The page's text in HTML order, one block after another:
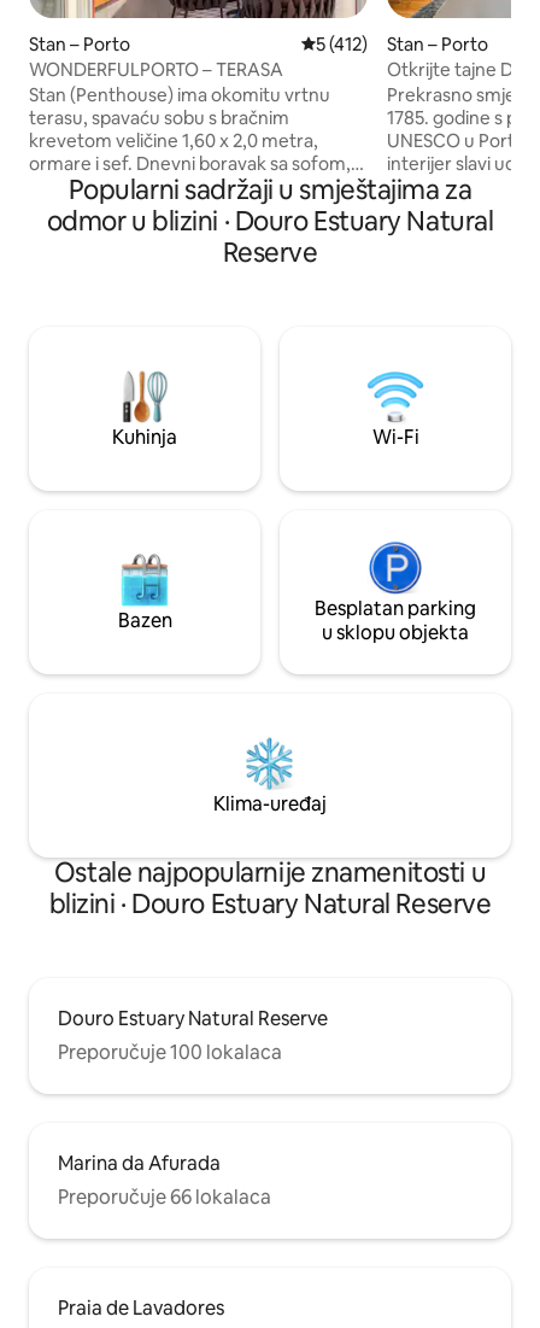
Stan – Porto Prosječna ocjena: 5/5,
5 (412)
WONDERFULPORTO – TERASA
Stan (Penthouse) ima okomitu vrtnu
terasu, spavaću sobu s bračnim
krevetom veličine 1,60 x 2,0 metra,
ormare i sef. Dnevni boravak sa sofom,
4K TV-om, kablovskim kanalima i
Netflixom, Rotel bluetooth zvučnim
sustavom i minibarom s besplatnim
pićima dostupnim gostima. Kuhinja
Nexpressoom. Kupaonica s bideom i
tušem, sušilom za kosu i sadržajima (gel
za tuširanje, šampon i krema za tijelo),
glačalo i daska za glačanje.
Stan – Porto
Otkrijte tajne
– Wi-Fi i klima-
Prekrasno
1785. godine s
UNESCO u
interijer slavi
meke pjene,
madrac i
Pomiješajte malo
delikatnim
Popularni sadržaji u smještajima za
odmor u blizini · Douro Estuary Natural
Reserve
Kuhinja Wi-Fi
Bazen
Besplatan parking
u sklopu objekta
Klima-uređaj
Ostale najpopularnije znamenitosti u
blizini · Douro Estuary Natural Reserve
Douro Estuary Natural Reserve
Preporučuje 100 lokalaca
Marina da Afurada
Preporučuje 66 lokalaca
Praia de Lavadores